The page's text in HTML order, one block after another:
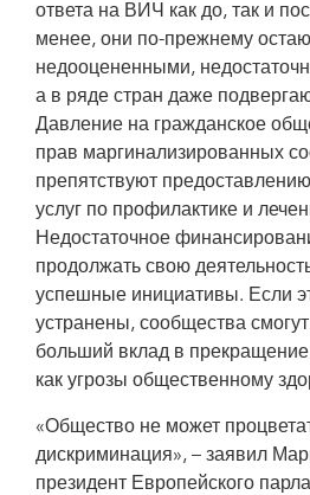
ответа на ВИЧ как до, так и
менее, они по-прежнему
недооцененными,
а в ряде стран даже
Давление на гражданское
прав маргинализированных
препятствуют
услуг по профилактике и
Недостаточное
продолжать свою
успешные инициативы. Если
устранены, сообщества
больший вклад в
как угрозы общественному
«Общество не может
дискриминация», – заявил
президент Европейского